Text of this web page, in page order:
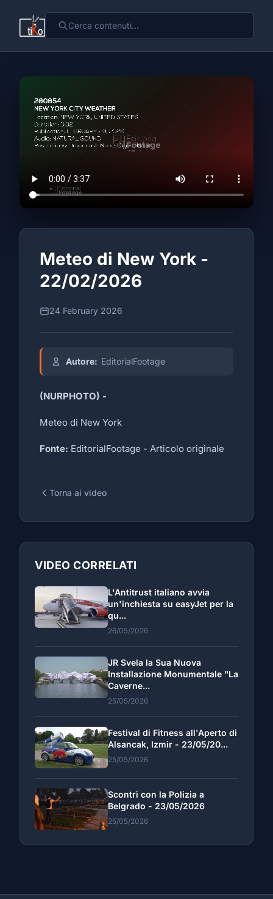
Meteo di New York -
22/02/2026
24 February 2026
Autore: EditorialFootage
(NURPHOTO) -
Meteo di New York
Fonte: EditorialFootage - Articolo originale
Torna ai video
VIDEO CORRELATI
L'Antitrust italiano avvia
un'inchiesta su easyJet per la
qu...
26/05/2026
JR Svela la Sua Nuova
Installazione Monumentale "La
Caverne...
25/05/2026
Festival di Fitness all'Aperto di
Alsancak, Izmir - 23/05/20...
25/05/2026
Scontri con la Polizia a
Belgrado - 23/05/2026
25/05/2026